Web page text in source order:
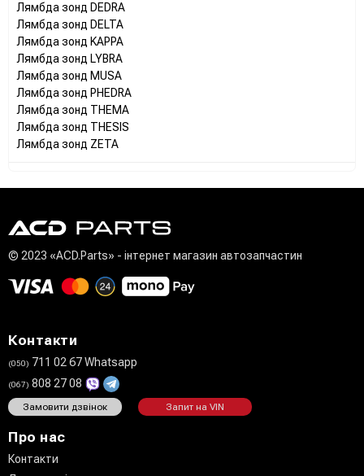
Лямбда зонд DEDRA
Лямбда зонд DELTA
Лямбда зонд KAPPA
Лямбда зонд LYBRA
Лямбда зонд MUSA
Лямбда зонд PHEDRA
Лямбда зонд THEMA
Лямбда зонд THESIS
Лямбда зонд ZETA
© 2023 «ACD.Parts» - інтернет магазин автозапчастин
Контакти
(050) 711 02 67 Whatsapp
(067) 808 27 08
Замовити дзвінок Запит на VIN
Про нас
Контакти